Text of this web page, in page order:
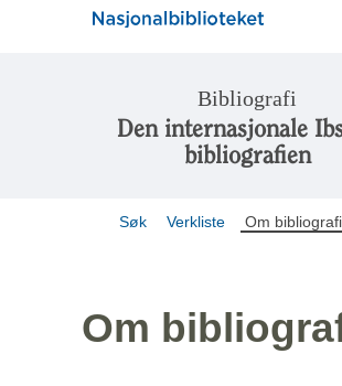
Bibliografi
Den internasjonale
bibliografien
Søk Verkliste Om
Om